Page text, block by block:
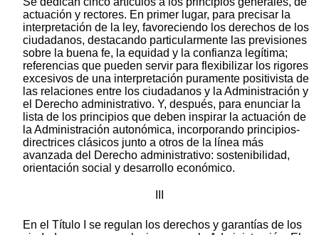
actuación y rectores. En primer lugar, para precisar la
interpretación de la ley, favoreciendo los derechos de los
ciudadanos, destacando particularmente las previsiones
sobre la buena fe, la equidad y la confianza legítima;
referencias que pueden servir para flexibilizar los rigores
excesivos de una interpretación puramente positivista de
las relaciones entre los ciudadanos y la Administración y
el Derecho administrativo. Y, después, para enunciar la
lista de los principios que deben inspirar la actuación de
la Administración autonómica, incorporando principios-
directrices clásicos junto a otros de la línea más
avanzada del Derecho administrativo: sostenibilidad,
orientación social y desarrollo económico.
En el Título I se regulan los derechos y garantías de los